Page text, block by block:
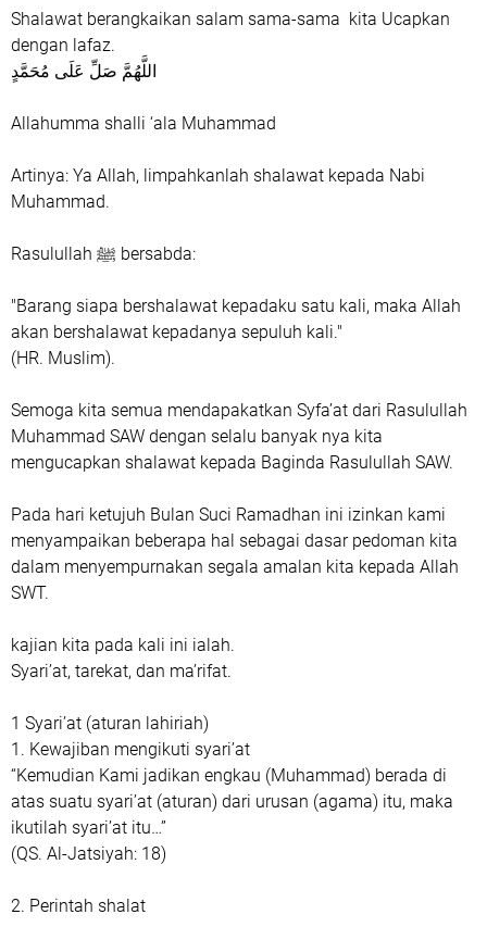
‎Shalawat berangkaikan salam sama-sama kita Ucapkan
dengan lafaz.
‎اللَّهُمَّ صَلِّ عَلَى مُحَمَّدٍ
‎Allahumma shalli ‘ala Muhammad
‎Artinya: Ya Allah, limpahkanlah shalawat kepada Nabi
Muhammad.
‎Rasulullah ﷺ bersabda:
‎"Barang siapa bershalawat kepadaku satu kali, maka Allah
akan bershalawat kepadanya sepuluh kali."
‎(HR. Muslim).
‎Semoga kita semua mendapakatkan Syfa’at dari Rasulullah
Muhammad SAW dengan selalu banyak nya kita
mengucapkan shalawat kepada Baginda Rasulullah SAW.
‎Pada hari ketujuh Bulan Suci Ramadhan ini izinkan kami
menyampaikan beberapa hal sebagai dasar pedoman kita
dalam menyempurnakan segala amalan kita kepada Allah
SWT.
‎kajian kita pada kali ini ialah.
‎Syari’at, tarekat, dan ma’rifat.
‎1 Syari’at (aturan lahiriah)
‎1. Kewajiban mengikuti syari’at
‎“Kemudian Kami jadikan engkau (Muhammad) berada di
atas suatu syari’at (aturan) dari urusan (agama) itu, maka
ikutilah syari’at itu…”
‎(QS. Al-Jatsiyah: 18)
‎2. Perintah shalat